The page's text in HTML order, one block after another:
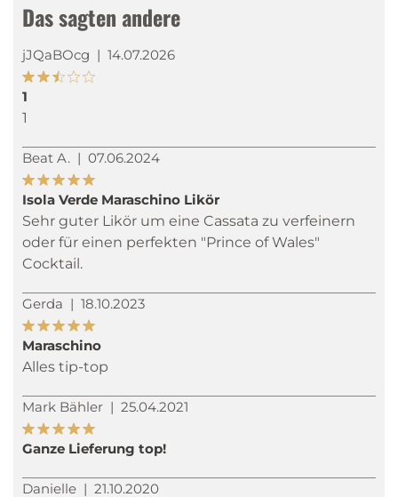
Das sagten andere
jJQaBOcg | 14.07.2026
1
1
Beat A. | 07.06.2024
Isola Verde Maraschino Likör
Sehr guter Likör um eine Cassata zu verfeinern
oder für einen perfekten "Prince of Wales"
Cocktail.
Gerda | 18.10.2023
Maraschino
Alles tip-top
Mark Bähler | 25.04.2021
Ganze Lieferung top!
Danielle | 21.10.2020